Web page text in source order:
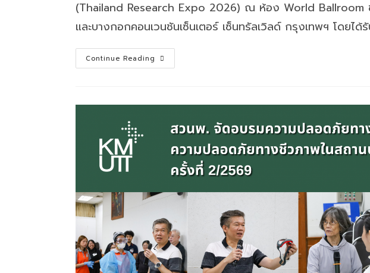
(Thailand Research Expo 2026) ณ ห้อง World Ballroom
และบางกอกคอนเวนชันเซ็นเตอร์ เซ็นทรัลเวิลด์ กรุงเทพฯ โดยได้
Continue Reading
แสดง
อาจารย์
มจธ.
ที่
ได้
รับ
ประกาศนียบัตร
เชิดชู
เกียรติ
นัก